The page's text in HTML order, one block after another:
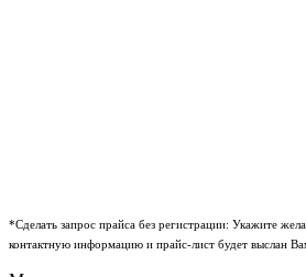
*Сделать запрос прайса без регистрации: Укажите
контактную информацию и прайс-лист будет выслан